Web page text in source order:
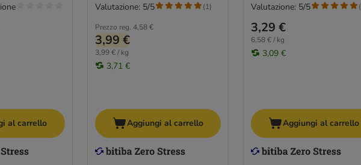
al carrello
Prezzo reg. 4,58 €
3,99 €
3,99 € / kg
3,71 €
Valutazione: 5/5 (1)
Aggiungi al carrello
3,29 €
6,58 € / kg
3,09 €
Valutazione: 5/5 (
Aggiungi al carrello